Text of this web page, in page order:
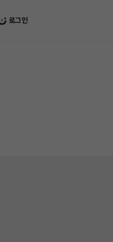
로그인